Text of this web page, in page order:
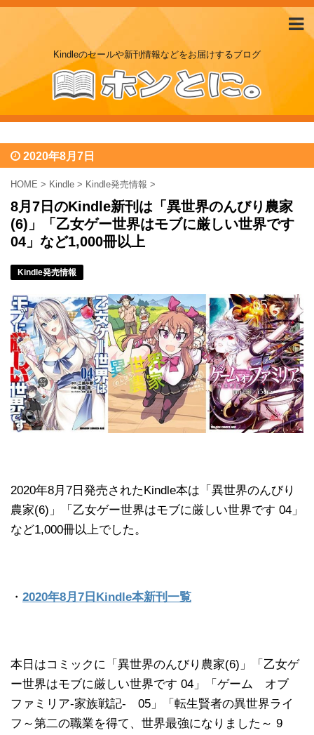
Kindleのセールや新刊情報などをお届けするブログ
2020年8月7日
HOME > Kindle > Kindle発売情報 >
8月7日のKindle新刊は「異世界のんびり農家
(6)」「乙女ゲー世界はモブに厳しい世界です
04」など1,000冊以上
Kindle発売情報
2020年8月7日発売されたKindle本は「異世界のんびり
農家(6)」「乙女ゲー世界はモブに厳しい世界です 04」
など1,000冊以上でした。
・ 2020年8月7日Kindle本新刊一覧
本日はコミックに「異世界のんびり農家(6)」「乙女ゲ
ー世界はモブに厳しい世界です 04」「ゲーム オブ
ファミリア-家族戦記- 05」「転生賢者の異世界ライ
フ～第二の職業を得て、世界最強になりました～ 9